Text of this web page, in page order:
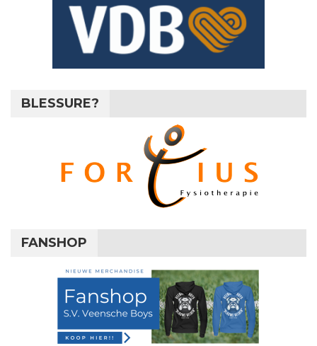
BLESSURE?
FANSHOP